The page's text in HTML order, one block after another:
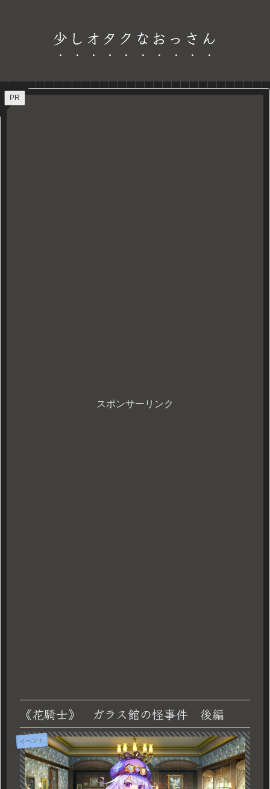
少しオタクなおっさん
PR
スポンサーリンク
《花騎士》 ガラス館の怪事件 後編
イベント